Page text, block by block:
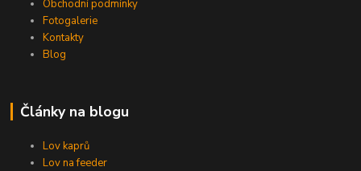
Obchodní podmínky
Fotogalerie
Kontakty
Blog
Články na blogu
Lov kaprů
Lov na feeder